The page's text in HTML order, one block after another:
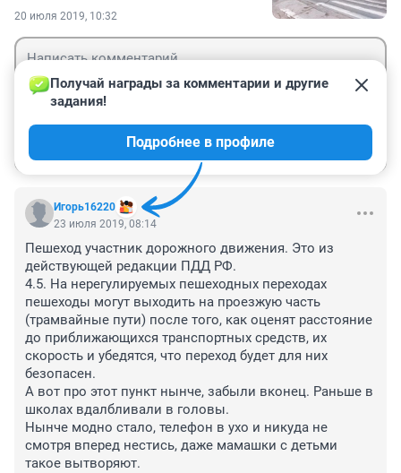
20 июля 2019, 10:32
Игорь16220
Получай награды за комментарии и другие
задания!
Подробнее в профиле
23 июля 2019, 08:14
Пешеход участник дорожного движения. Это из
действующей редакции ПДД РФ.
4.5. На нерегулируемых пешеходных переходах
пешеходы могут выходить на проезжую часть
(трамвайные пути) после того, как оценят расстояние
до приближающихся транспортных средств, их
скорость и убедятся, что переход будет для них
безопасен.
А вот про этот пункт нынче, забыли вконец. Раньше в
школах вдалбливали в головы.
Нынче модно стало, телефон в ухо и никуда не
смотря вперед нестись, даже мамашки с детьми
такое вытворяют.